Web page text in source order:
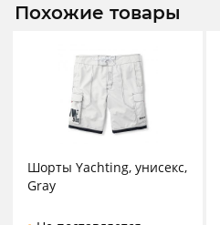
Похожие товары
Шорты Yachting, унисекс,
Gray